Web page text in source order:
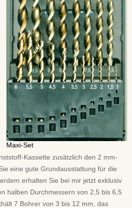
Maxi-Set
Kassette zusätzlich den 2 mm-
eine gute Grundausstattung für die
erhalten Sie bei mir jetzt exklusiv
halben Durchmessern von 2,5 bis 6,5
7 Bohrer von 3 bis 12 mm, das